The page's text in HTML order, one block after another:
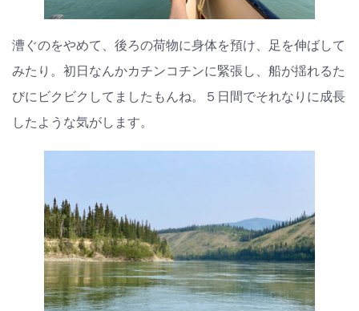
漕ぐのをやめて、後ろの荷物に身体を預け、足を伸ばして
みたり。初日なんかカチンコチンに緊張し、船が揺れるた
びにビクビクしてましたもんね。５日間でそれなりに成長
したような気がします。